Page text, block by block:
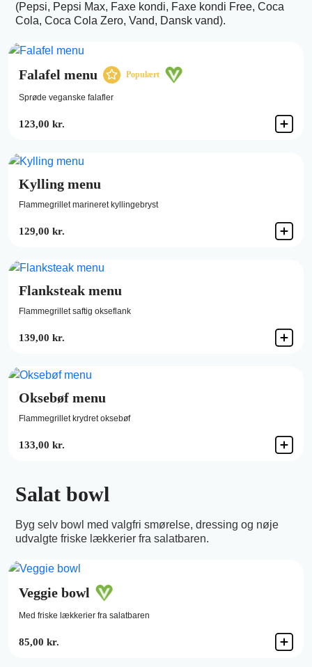
(Pepsi, Pepsi Max, Faxe kondi, Faxe kondi Free, Coca
Cola, Coca Cola Zero, Vand, Dansk vand).
Falafel menu Populært
Sprøde veganske falafler
123,00 kr.
Kylling menu
Flammegrillet marineret kyllingebryst
129,00 kr.
Flanksteak menu
Flammegrillet saftig okseflank
139,00 kr.
Oksebøf menu
Flammegrillet krydret oksebøf
133,00 kr.
Salat bowl
Byg selv bowl med valgfri smørelse, dressing og nøje
udvalgte friske lækkerier fra salatbaren.
Veggie bowl
Med friske lækkerier fra salatbaren
85,00 kr.